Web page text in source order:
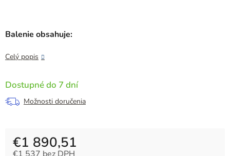
Balenie obsahuje:
Celý popis
Dostupné do 7 dní
Možnosti doručenia
€1 890,51